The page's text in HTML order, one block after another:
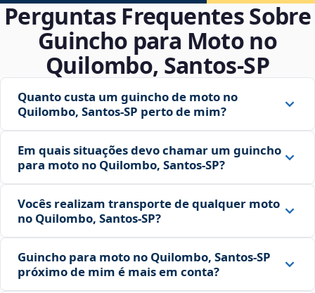
Perguntas Frequentes Sobre
Guincho para Moto no
Quilombo, Santos‑SP
Quanto custa um guincho de moto no
Quilombo, Santos‑SP perto de mim?
Em quais situações devo chamar um guincho
para moto no Quilombo, Santos‑SP?
Vocês realizam transporte de qualquer moto
no Quilombo, Santos‑SP?
Guincho para moto no Quilombo, Santos‑SP
próximo de mim é mais em conta?